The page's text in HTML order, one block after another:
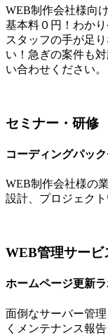
WEB制作会社様向
基本料０円！わか
スタッフの手が足
い！急ぎの案件も
い合わせください。
セミナー・研修
コーディングパッ
WEB制作会社様の
設計、プロジェク
WEB管理サービ
ホームページ更新
面倒なサーバー管
くメンテナンス報